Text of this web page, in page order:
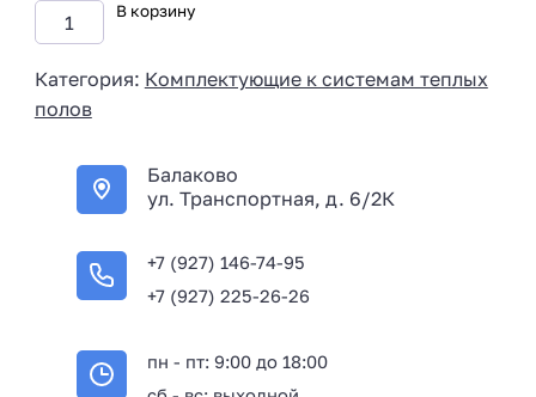
В корзину
Категория: Комплектующие к системам теплых
полов
Балаково
ул. Транспортная, д. 6/2К
+7 (927) 146-74-95
+7 (927) 225-26-26
пн - пт: 9:00 до 18:00